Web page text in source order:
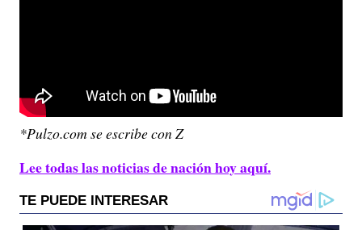
*Pulzo.com se escribe con Z
Lee todas las noticias de nación hoy aquí.